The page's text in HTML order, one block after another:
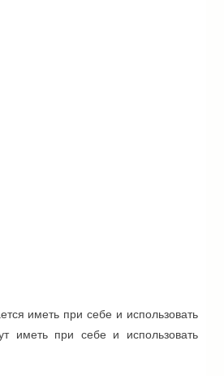
иметь при себе и использовать
иметь при себе и использовать